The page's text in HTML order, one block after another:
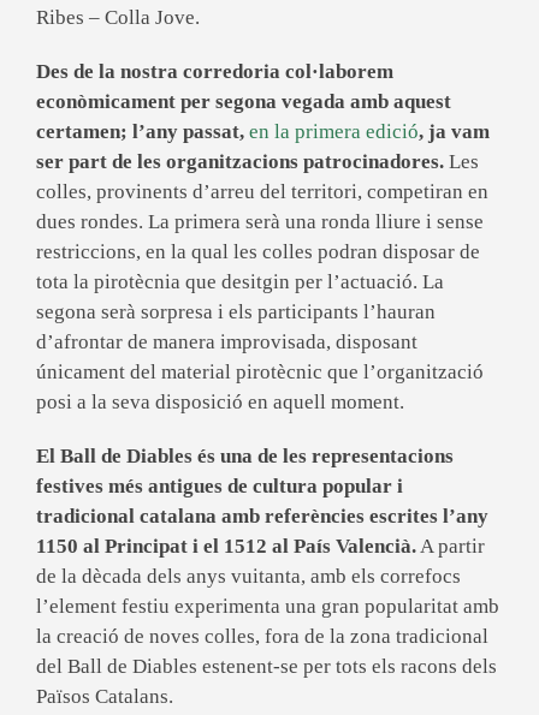
Ribes – Colla Jove.
Des de la nostra corredoria col·laborem
econòmicament per segona vegada amb aquest
certamen; l’any passat, en la primera edició, ja vam
ser part de les organitzacions patrocinadores. Les
colles, provinents d’arreu del territori, competiran en
dues rondes. La primera serà una ronda lliure i sense
restriccions, en la qual les colles podran disposar de
tota la pirotècnia que desitgin per l’actuació. La
segona serà sorpresa i els participants l’hauran
d’afrontar de manera improvisada, disposant
únicament del material pirotècnic que l’organització
posi a la seva disposició en aquell moment.
El Ball de Diables és una de les representacions
festives més antigues de cultura popular i
tradicional catalana amb referències escrites l’any
1150 al Principat i el 1512 al País Valencià.A partir
de la dècada dels anys vuitanta, amb els correfocs
l’element festiu experimenta una gran popularitat amb
la creació de noves colles, fora de la zona tradicional
del Ball de Diables estenent-se per tots els racons dels
Països Catalans.